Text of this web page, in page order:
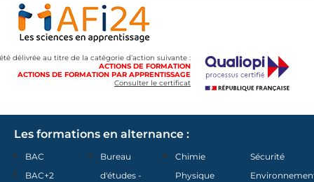
délivrée au titre de la catégorie d’action suivante :
ACTIONS DE FORMATION
ACTIONS DE FORMATION PAR APPRENTISSAGE
Consulter le certificat
Les formations en alternance :
BAC
BAC+2
Bureau
d'études -
Chimie
Physique
Sécurité